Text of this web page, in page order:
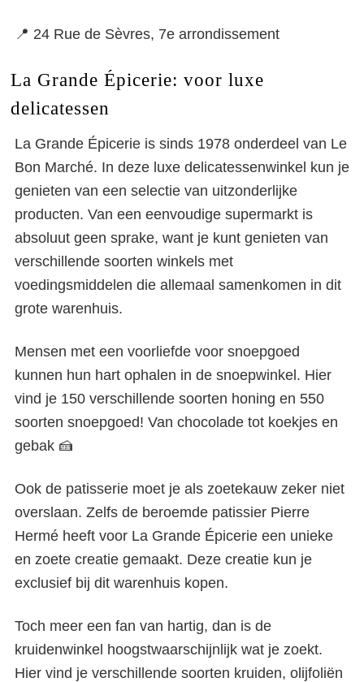
📍 24 Rue de Sèvres, 7e arrondissement
La Grande Épicerie: voor luxe
delicatessen
La Grande Épicerie is sinds 1978 onderdeel van Le
Bon Marché. In deze luxe delicatessenwinkel kun je
genieten van een selectie van uitzonderlijke
producten. Van een eenvoudige supermarkt is
absoluut geen sprake, want je kunt genieten van
verschillende soorten winkels met
voedingsmiddelen die allemaal samenkomen in dit
grote warenhuis.
Mensen met een voorliefde voor snoepgoed
kunnen hun hart ophalen in de snoepwinkel. Hier
vind je 150 verschillende soorten honing en 550
soorten snoepgoed! Van chocolade tot koekjes en
gebak 🍰
Ook de patisserie moet je als zoetekauw zeker niet
overslaan. Zelfs de beroemde patissier Pierre
Hermé heeft voor La Grande Épicerie een unieke
en zoete creatie gemaakt. Deze creatie kun je
exclusief bij dit warenhuis kopen.
Toch meer een fan van hartig, dan is de
kruidenwinkel hoogstwaarschijnlijk wat je zoekt.
Hier vind je verschillende soorten kruiden, olijfoliën